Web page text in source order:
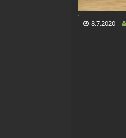
8.7.2020